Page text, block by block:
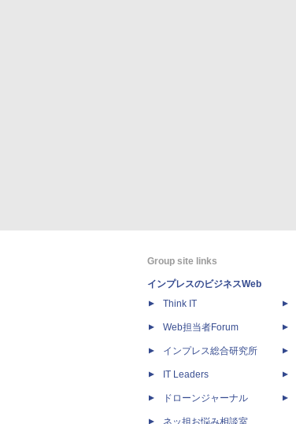
Group site links
インプレスのビジネスWeb
Think IT
Web担当者Forum
インプレス総合研究所
IT Leaders
ドローンジャーナル
ネッ担お悩み相談室